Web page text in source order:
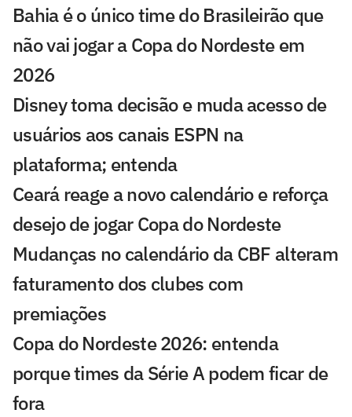
Bahia é o único time do Brasileirão que
não vai jogar a Copa do Nordeste em
2026
Disney toma decisão e muda acesso de
usuários aos canais ESPN na
plataforma; entenda
Ceará reage a novo calendário e reforça
desejo de jogar Copa do Nordeste
Mudanças no calendário da CBF alteram
faturamento dos clubes com
premiações
Copa do Nordeste 2026: entenda
porque times da Série A podem ficar de
fora